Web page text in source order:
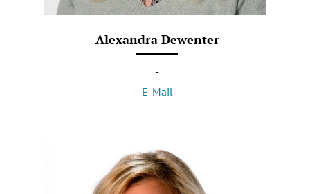
Alexandra Dewenter
-
E-Mail